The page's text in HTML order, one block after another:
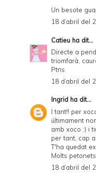
Un besote
18 d’abril del
Catieu ha dit...
Directe a
triomfarà,
Ptns
18 d’abril del
Ingrid ha dit...
I tant!! per
últimament
amb xoco :) i
per tant, cap
T'ha quedat
Molts
18 d’abril del